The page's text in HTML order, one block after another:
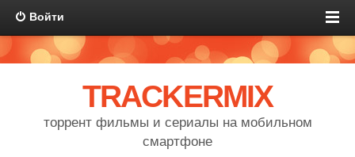
Войти
TRACKERMIX
торрент фильмы и сериалы на мобильном
смартфоне